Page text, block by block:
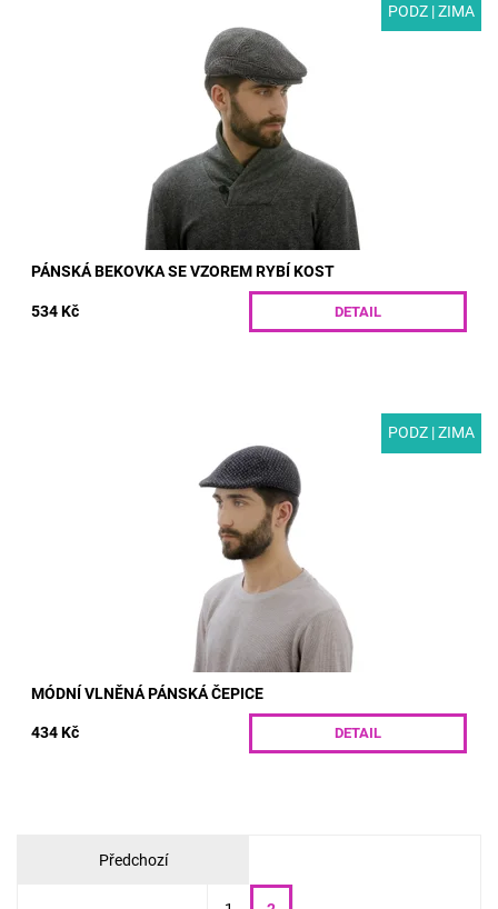
PODZ | ZIMA
Jednoduchá a elegantní. Vlněná látka poskytuje čepici velkou
hřejivost, a proto se hodí pro...
PÁNSKÁ BEKOVKA SE VZOREM RYBÍ KOST
534 Kč DETAIL
PODZ | ZIMA
MODEL: T35 | Módní pánská čepice pro podzim a zimu. Vlněná
látka s jedinečným vzorem a podšívka z polyesteru zajišťují
kvalitní tepelnou izolaci a...
MÓDNÍ VLNĚNÁ PÁNSKÁ ČEPICE
434 Kč DETAIL
Předchozí